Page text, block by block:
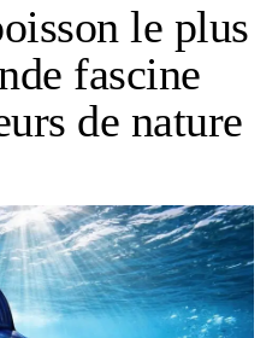
le plus
fascine
de nature